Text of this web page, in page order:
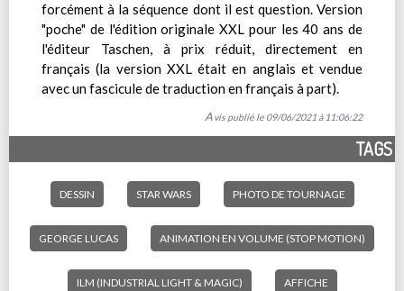
forcément à la séquence dont il est question. Version
"poche" de l'édition originale XXL pour les 40 ans de
l'éditeur Taschen, à prix réduit, directement en
français (la version XXL était en anglais et vendue
avec un fascicule de traduction en français à part).
Avis publié le 09/06/2021 à 11:06:22
TAGS
DESSIN STAR WARS PHOTO DE TOURNAGE
GEORGE LUCAS ANIMATION EN VOLUME (STOP MOTION)
ILM (INDUSTRIAL LIGHT & MAGIC) AFFICHE